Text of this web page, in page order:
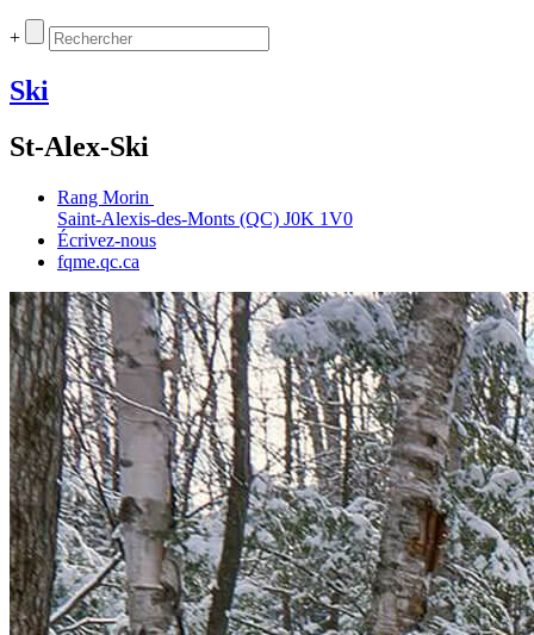
+
Ski
St-Alex-Ski
Rang Morin
Saint‑Alexis‑des‑Monts (QC) J0K 1V0
Écrivez‑nous
fqme.qc.ca